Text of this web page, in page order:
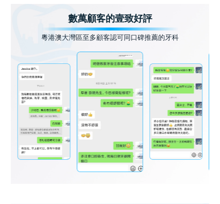
數萬顧客的壹致好評
粵港澳大灣區至多顧客認可同口碑推薦的牙科